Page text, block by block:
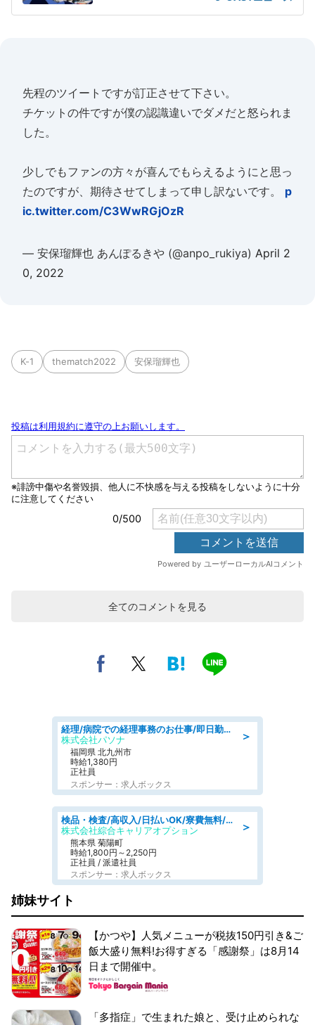
先程のツイートですが訂正させて下さい。
チケットの件ですが僕の認識違いでダメだと怒られま
した。
少しでもファンの方々が喜んでもらえるようにと思っ
たのですが、期待させてしまって申し訳ないです。 p
ic.twitter.com/C3WwRGjOzR
— 安保瑠輝也 あんぽるきや (@anpo_rukiya) April 2
0, 2022
K-1 thematch2022 安保瑠輝也
全てのコメントを見る
＞
経理/病院での経理事務のお仕事/即日勤務可/車通勤可/経理/一般事務
株式会社パソナ
福岡県 北九州市
時給1,380円
正社員
スポンサー：求人ボックス
＞
検品・検査/高収入/日払いOK/寮費無料/日勤/20・30・40代活躍中
株式会社綜合キャリアオプション
熊本県 菊陽町
時給1,800円～2,250円
正社員 / 派遣社員
スポンサー：求人ボックス
姉妹サイト
【かつや】人気メニューが税抜150円引き&ご
飯大盛り無料!お得すぎる「感謝祭」は8月14
日まで開催中。
「多指症」で生まれた娘と、受け止められな